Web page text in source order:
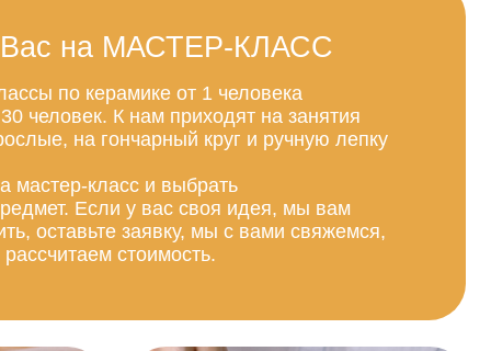
и выбрать
у вас своя идея, мы вам
мы с вами свяжемся,
приходят на занятия
круг и ручную лепку